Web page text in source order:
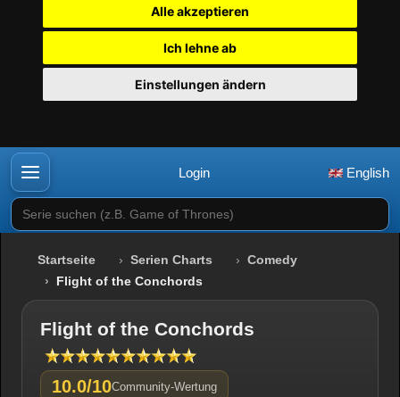
Alle akzeptieren
Ich lehne ab
Einstellungen ändern
Login English
Serie suchen (z.B. Game of Thrones)
Startseite Serien Charts
Comedy
Flight of the Conchords
Flight of the Conchords
10.0/10Community-Wertung